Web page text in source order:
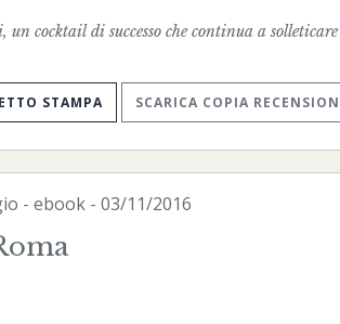
cocktail di successo che continua a solleticare
STAMPA SCARICA COPIA
- ebook- 03/11/2016